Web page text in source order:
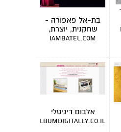
בת-אל פאפורה -
שחקנית, יוצרת,
מרצה
iambatel.com
אלבום דיגיטלי
albumdigitally.co.il